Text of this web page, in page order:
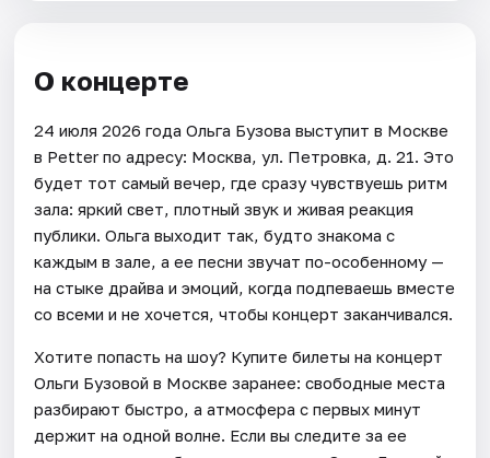
О концерте
24 июля 2026 года Ольга Бузова выступит в Москве
в Petter по адресу: Москва, ул. Петровка, д. 21. Это
будет тот самый вечер, где сразу чувствуешь ритм
зала: яркий свет, плотный звук и живая реакция
публики. Ольга выходит так, будто знакома с
каждым в зале, а ее песни звучат по-особенному —
на стыке драйва и эмоций, когда подпеваешь вместе
со всеми и не хочется, чтобы концерт заканчивался.
Хотите попасть на шоу? Купите билеты на концерт
Ольги Бузовой в Москве заранее: свободные места
разбирают быстро, а атмосфера с первых минут
держит на одной волне. Если вы следите за ее